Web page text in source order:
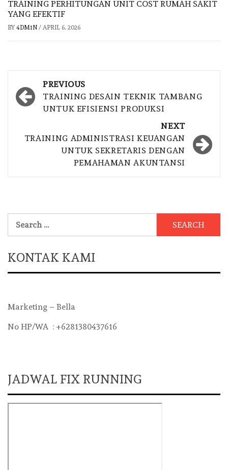
TRAINING PERHITUNGAN UNIT COST RUMAH SAKIT
YANG EFEKTIF
BY 4DM1N / APRIL 6, 2026
Post
navigation
PREVIOUS
TRAINING DESAIN TEKNIK TAMBANG
UNTUK EFISIENSI PRODUKSI
NEXT
TRAINING ADMINISTRASI KEUANGAN
UNTUK SEKRETARIS DENGAN
PEMAHAMAN AKUNTANSI
for:
KONTAK KAMI
Marketing – Bella
No HP/WA : +6281380437616
JADWAL FIX RUNNING